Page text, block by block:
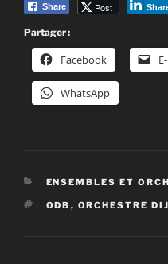
Share Post
Partager :
Facebook
WhatsApp
CATÉGORIES
ENSEMBLES ET
ÉTIQUETTES
ODB , ORCHESTRE